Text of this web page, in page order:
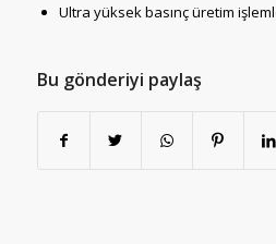
Ultra yüksek basınç üretim
Bu gönderiyi paylaş